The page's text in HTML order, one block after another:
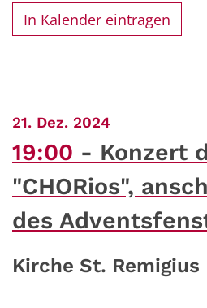
In Kalender eintragen
21. Dez. 2024:
19:00
Konzert
"CHORios",
des
Kirche St. Remigius